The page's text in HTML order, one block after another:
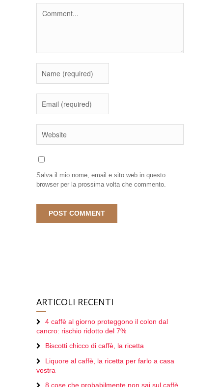
Salva il mio nome, email e sito web in questo
browser per la prossima volta che commento.
ARTICOLI RECENTI
4 caffè al giorno proteggono il colon dal
cancro: rischio ridotto del 7%
Biscotti chicco di caffè, la ricetta
Liquore al caffè, la ricetta per farlo a casa
vostra
8 cose che probabilmente non sai sul caffè